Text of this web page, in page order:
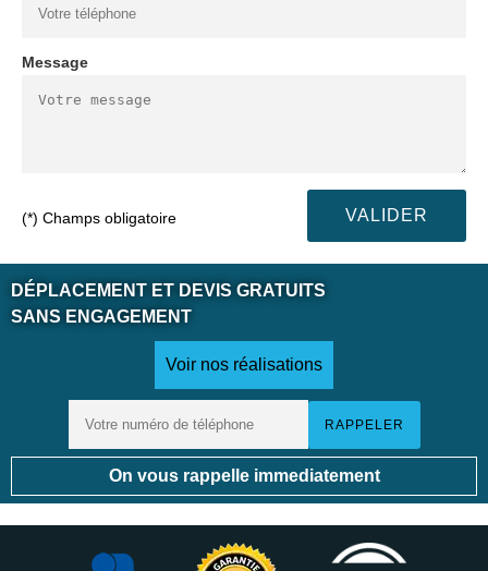
Message
(*) Champs obligatoire
DÉPLACEMENT ET DEVIS GRATUITS
SANS ENGAGEMENT
Voir nos réalisations
On vous rappelle immediatement